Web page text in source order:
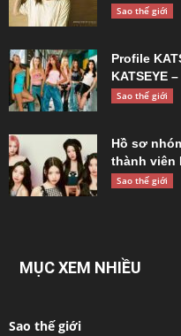
Sao thế giới
Profile
KATSEYE
Sao thế giới
Hồ sơ
thành viên
Sao thế giới
MỤC XEM NHIỀU
Sao thế giới